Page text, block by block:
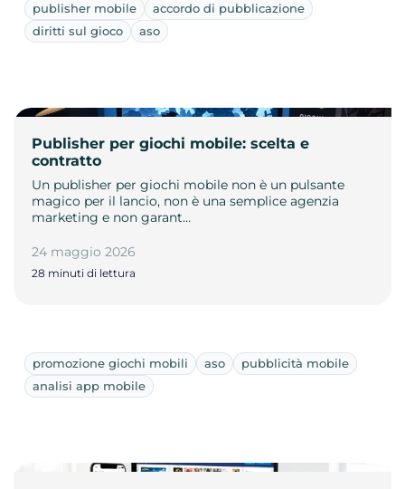
publisher mobile
accordo di pubblicazione
diritti sul gioco
aso
Publisher per giochi mobile: scelta e
contratto
Un publisher per giochi mobile non è un pulsante
magico per il lancio, non è una semplice agenzia
marketing e non garant…
24 maggio 2026
28 minuti di lettura
promozione giochi mobili aso
pubblicità mobile
analisi app mobile